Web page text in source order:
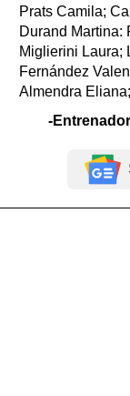
Prats Camila;
Durand Martina:
Miglierini Laura;
Fernández
Almendra
-